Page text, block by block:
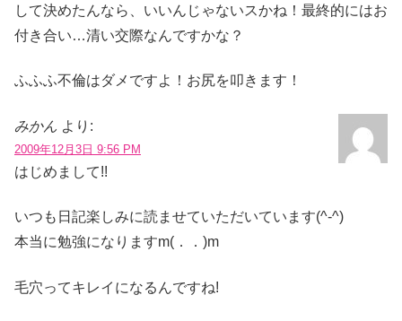
して決めたんなら、いいんじゃないスかね！最終的にはお
付き合い…清い交際なんですかな？
ふふふ不倫はダメですよ！お尻を叩きます！
みかん より:
2009年12月3日 9:56 PM
はじめまして!!
いつも日記楽しみに読ませていただいています(^-^)
本当に勉強になりますm(．．)m
毛穴ってキレイになるんですね!